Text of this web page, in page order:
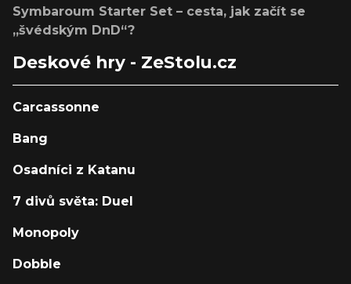
Symbaroum Starter Set – cesta, jak začít se
„švédským DnD“?
Deskové hry - ZeStolu.cz
Carcassonne
Bang
Osadníci z Katanu
7 divů světa: Duel
Monopoly
Dobble